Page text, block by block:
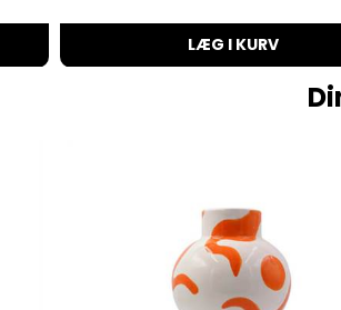
LÆG I KURV